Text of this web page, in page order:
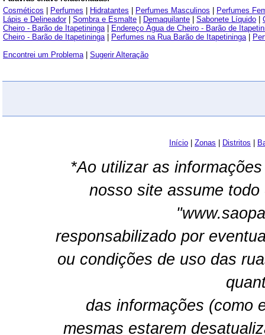
Cosméticos
Perfumes Hidratantes Perfumes Masculinos
Perfumes
Lápis e Delineador| Sombra e Esmalte Demaquilante Sabonete Líquido
Cheiro - Barão de Itapetininga|
Endereço Água de Cheiro - Barão de
Cheiro - Barão de Itapetininga| Perfumes na Rua Barão de Itapetininga|
Encontrei um Problema| Sugerir Alteração
Início Zonas Distritos
*Ao utilizar as
nosso site assume
responsabilizado por
ou condições de uso das
das informações (como
mesmas estarem